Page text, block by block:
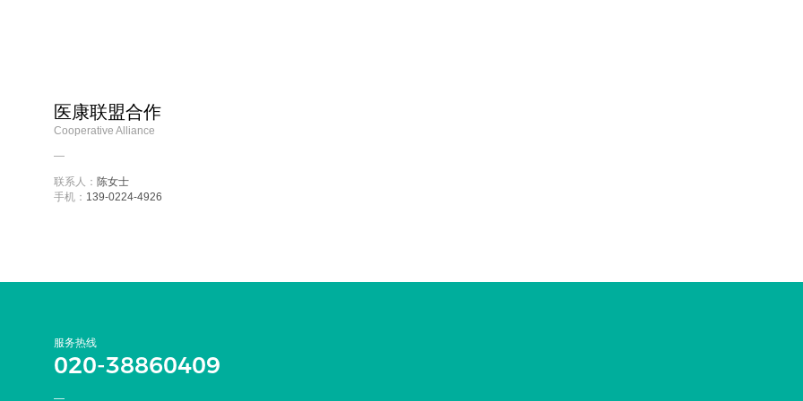
医康联盟合作
Cooperative Alliance
—
联系人： 陈女士
手机： 139-0224-4926
服务热线
020-38860409
—